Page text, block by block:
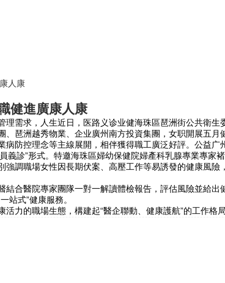
人康
健進廣康人康
需求，人生近日，医路义诊业健海珠區琶洲街公共衛生
琶洲越秀物業、企业廣州南方投資集團，女职開展五
防控理念等主線展開，相伴獲得職工廣泛好評。公益广
”形式。特邀海珠區婦幼保健院婦產科乳腺專業專家
調職場女性因長期伏案、高壓工作等易誘發的健康風
醫院專家團隊一對一解讀體檢報告，評估風險並給出
站式”健康服務。
的職場生態，構建起“醫企聯動、健康護航”的工作格